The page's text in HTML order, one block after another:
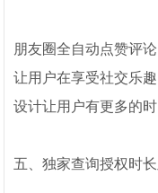
朋友圈全自动点赞评
让用户在享受社交乐
设计让用户有更多的
五、独家查询授权时